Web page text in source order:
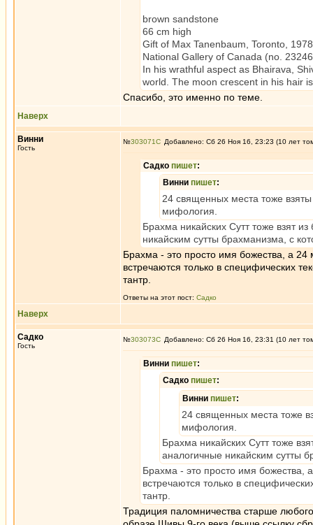
brown sandstone
66 cm high
Gift of Max Tanenbaum, Toronto, 1978
National Gallery of Canada (no.
In his wrathful aspect as Bhairava,
world. The moon crescent in his hair
Спасибо, это именно по теме.
Наверх
Винни
Гость
№303071 Добавлено: Сб 26 Ноя 16, 23:23 (10 лет
Садко пишет:
Винни пишет:
24 священных места тоже
мифология.
Брахма никайских Сутт тоже взят
никайским сутты брахманизма, с
Брахма - это просто имя божества, а
встречаются только в специфических
тантр.
Ответы на этот пост: Садко
Наверх
Садко
Гость
№303073 Добавлено: Сб 26 Ноя 16, 23:31 (10 лет
Винни пишет:
Садко пишет:
Винни пишет:
24 священных места тоже
мифология.
Брахма никайских Сутт тоже
аналогичные никайским сутты
Брахма - это просто имя божества,
встречаются только в
тантр.
Традиция паломничества старше